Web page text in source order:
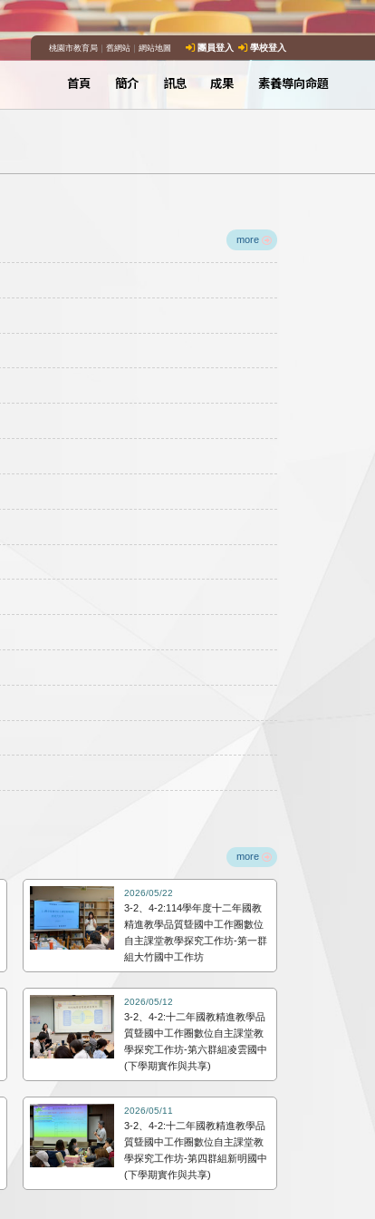
桃園市教育局｜ 舊網站｜ 網站地圖 團員登入 學校登入
首頁 簡介 訊息 成果 素養導向命題
more
more
2026/05/22
3-2、4-2:114學年度十二年國教
精進教學品質曁國中工作圈數位
自主課堂教學探究工作坊-第一群
組大竹國中工作坊
2026/05/12
3-2、4-2:十二年國教精進教學品
質曁國中工作圈數位自主課堂教
學探究工作坊-第六群組凌雲國中
(下學期實作與共享)
2026/05/11
3-2、4-2:十二年國教精進教學品
質曁國中工作圈數位自主課堂教
學探究工作坊-第四群組新明國中
(下學期實作與共享)